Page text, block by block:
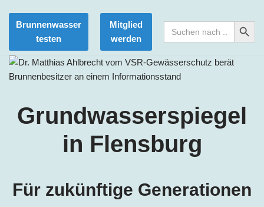
Brunnenwasser
testen
Mitglied
werden
Search
for:
Search Button
Grundwasserspiegel
in Flensburg
Für zukünftige Generationen